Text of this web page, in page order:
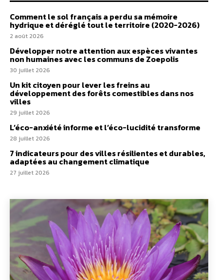
Comment le sol français a perdu sa mémoire
hydrique et déréglé tout le territoire (2020-2026)
2 août 2026
Développer notre attention aux espèces vivantes
non humaines avec les communs de Zoepolis
30 juillet 2026
Un kit citoyen pour lever les freins au
développement des forêts comestibles dans nos
villes
29 juillet 2026
L’éco-anxiété informe et l’éco-lucidité transforme
28 juillet 2026
7 indicateurs pour des villes résilientes et durables,
adaptées au changement climatique
27 juillet 2026